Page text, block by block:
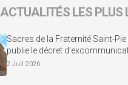
ACTUALITÉS LES PLUS
Sacres de la Fraternité Saint-Pie
publie le décret
2 Juil 2026